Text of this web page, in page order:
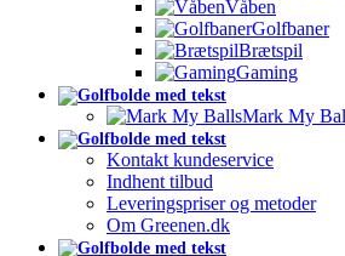
Våben
Golfbaner
Brætspil
Gaming
Mark My
Kontakt kundeservice
Indhent tilbud
Leveringspriser og metoder
Om Greenen.dk